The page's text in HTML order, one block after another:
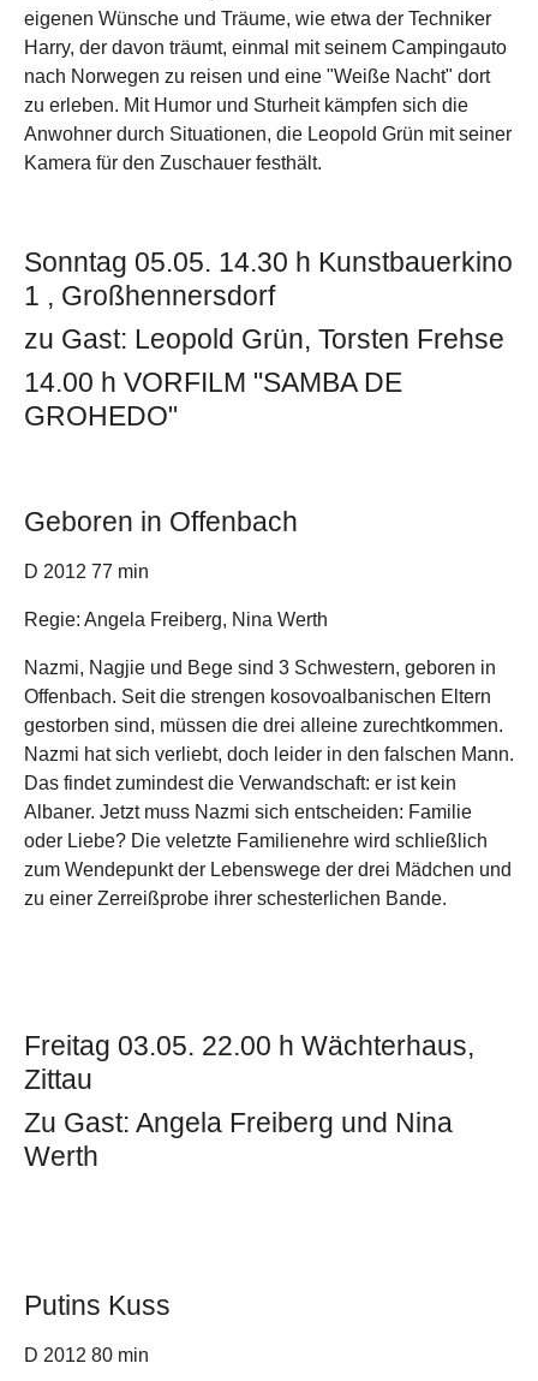
eigenen Wünsche und Träume, wie etwa der Techniker
Harry, der davon träumt, einmal mit seinem Campingauto
nach Norwegen zu reisen und eine "Weiße Nacht" dort
zu erleben. Mit Humor und Sturheit kämpfen sich die
Anwohner durch Situationen, die Leopold Grün mit seiner
Kamera für den Zuschauer festhält.
Sonntag 05.05. 14.30 h Kunstbauerkino
1 , Großhennersdorf
zu Gast: Leopold Grün, Torsten Frehse
14.00 h VORFILM "SAMBA DE
GROHEDO"
Geboren in Offenbach
D 2012 77 min
Regie: Angela Freiberg, Nina Werth
Nazmi, Nagjie und Bege sind 3 Schwestern, geboren in
Offenbach. Seit die strengen kosovoalbanischen Eltern
gestorben sind, müssen die drei alleine zurechtkommen.
Nazmi hat sich verliebt, doch leider in den falschen Mann.
Das findet zumindest die Verwandschaft: er ist kein
Albaner. Jetzt muss Nazmi sich entscheiden: Familie
oder Liebe? Die veletzte Familienehre wird schließlich
zum Wendepunkt der Lebenswege der drei Mädchen und
zu einer Zerreißprobe ihrer schesterlichen Bande.
Freitag 03.05. 22.00 h Wächterhaus,
Zittau
Zu Gast: Angela Freiberg und Nina
Werth
Putins Kuss
D 2012 80 min